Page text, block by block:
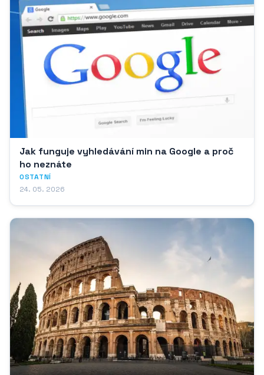
Jak funguje vyhledávání min na Google a proč
ho neznáte
OSTATNÍ
24. 05. 2026